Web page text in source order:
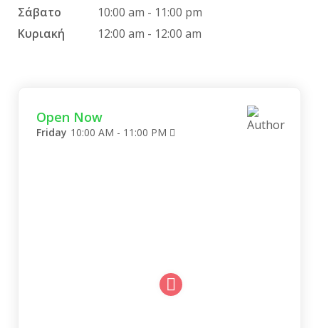
Φιλέτο Κοτόπουλο
More...
Μπιφτέκι
Σάβατο
10:00 am - 11:00 pm
Κυριακή
12:00 am - 12:00 am
Open Now
Friday 10:00 AM - 11:00 PM